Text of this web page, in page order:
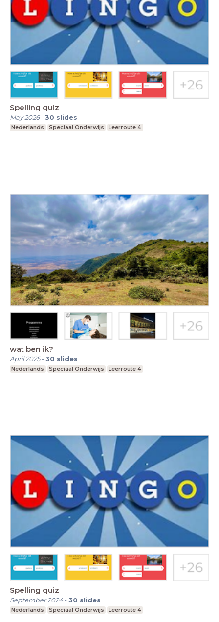
Spelling quiz
May 2026-30 slides
Nederlands Speciaal Onderwijs Leerroute 4
wat ben ik?
April 2025-30 slides
Nederlands Speciaal Onderwijs Leerroute 4
Spelling quiz
September 2024-30 slides
Nederlands Speciaal Onderwijs Leerroute 4